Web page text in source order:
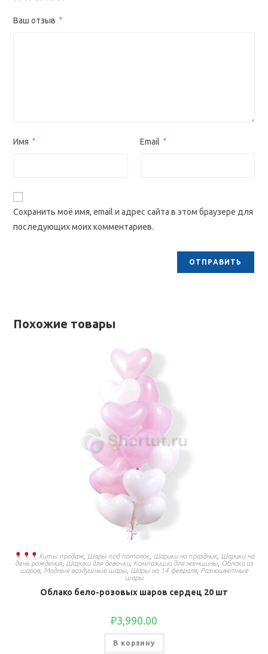
Ваш отзыв *
Имя * Email *
Сохранить моё имя, email и адрес сайта в этом браузере для
последующих моих комментариев.
Похожие товары
Хиты продаж, Шары под потолок, Шарики на праздник, Шарики на
день рождения, Шарики для девочки, Композиции для женщины Облака из
шаров, Модные воздушные шары Шары на 14 февраля, Разноцветные
шары
Облако бело-розовых шаров сердец 20 шт
₽3,990.00
В корзину